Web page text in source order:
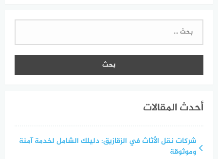
البحث
أحدث المقالات
شركات نقل الأثاث في الزقازيق: دليلك الشامل لخدمة آمنة
وموثوقة